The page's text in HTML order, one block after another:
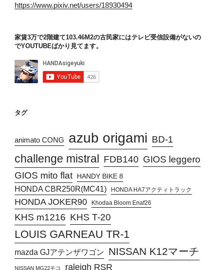
https://www.pixiv.net/users/18930494
家賃3万で2階建て103.46M2の古民家にはテレビ受信設備がないの
でYOUTUBEばかり見てます。
タグ
animato CONG azub origami BD-1
challenge mistral FDB140 GIOS leggero
GIOS mito flat
HANDY BIKE 8
HONDA CBR250R(MC41) HONDA HA7アクティトラック
HONDA JOKER90 Khodaa Bloom Enaf26
KHS m1216 KHS T-20
LOUIS GARNEAU TR-1
mazda GJアテンザワゴン NISSAN K12マーチ
NISSAN MG22モコ raleigh RSR